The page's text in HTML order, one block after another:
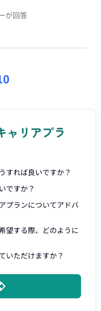
が回答
ャリアプラ
すれば良いですか？
ですか？
プランについてアドバ
望する際、どのように
いただけますか？